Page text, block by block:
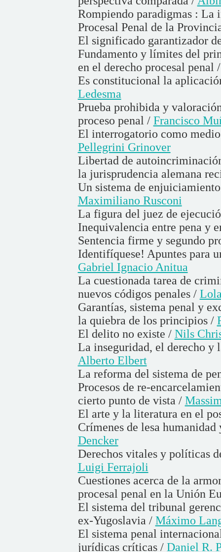
Rompiendo paradigmas : La
Procesal Penal de la
El significado garantizador
Fundamento y límites del
en el derecho procesal penal
Es constitucional la
Ledesma
Prueba prohibida y
proceso penal / Francisco
El interrogatorio como
Pellegrini Grinover
Libertad de
la jurisprudencia alemana
Un sistema de
Maximiliano Rusconi
La figura del juez de
Inequivalencia entre pena y
Sentencia firme y segundo
Identifíquese! Apuntes para
Gabriel Ignacio Anitua
La cuestionada tarea de
nuevos códigos penales /
Garantías, sistema penal y
la quiebra de los principios /
El delito no existe / Nils
La inseguridad, el derecho
Alberto Elbert
La reforma del sistema de
Procesos de re-
cierto punto de vista /
El arte y la literatura en el
Crímenes de lesa
Dencker
Derechos vitales y políticas
Luigi Ferrajoli
Cuestiones acerca de la
procesal penal en la Unión
El sistema del tribunal
ex-Yugoslavia / Máximo
El sistema penal
jurídicas críticas / Daniel R.